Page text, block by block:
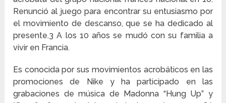
Renunció al juego para encontrar su entusiasmo por
el movimiento de descanso, que se ha dedicado al
presente.3 A los 10 años se mudó con su familia a
vivir en Francia.
Es conocida por sus movimientos acrobáticos en las
promociones de Nike y ha participado en las
grabaciones de música de Madonna “Hung Up” y